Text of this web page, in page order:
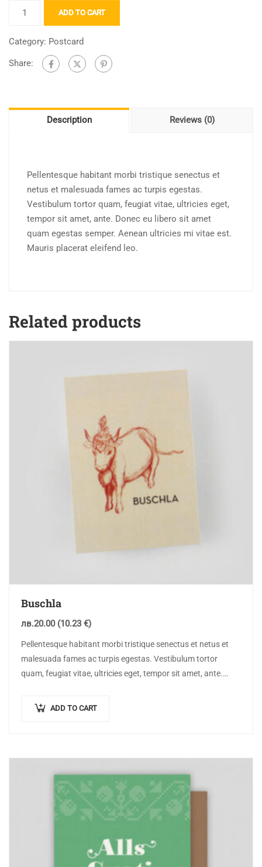
quantity
ADD TO CART
Category: Postcard
Share:
Description Reviews (0)
Pellentesque habitant morbi tristique senectus et
netus et malesuada fames ac turpis egestas.
Vestibulum tortor quam, feugiat vitae, ultricies eget,
tempor sit amet, ante. Donec eu libero sit amet
quam egestas semper. Aenean ultricies mi vitae est.
Mauris placerat eleifend leo.
Related products
Buschla
лв.20.00 (10.23 €)
Pellentesque habitant morbi tristique senectus et netus et
malesuada fames ac turpis egestas. Vestibulum tortor
quam, feugiat vitae, ultricies eget, tempor sit amet, ante.
ADD TO CART